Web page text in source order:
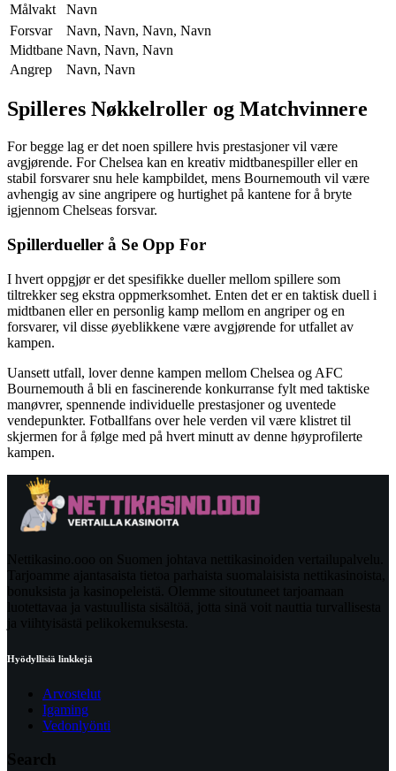
Målvakt
Navn
Forsvar
Navn, Navn, Navn, Navn
Midtbane Navn, Navn, Navn
Angrep
Navn, Navn
Spilleres Nøkkelroller og Matchvinnere
For begge lag er det noen spillere hvis prestasjoner vil være
avgjørende. For Chelsea kan en kreativ midtbanespiller eller en
stabil forsvarer snu hele kampbildet, mens Bournemouth vil være
avhengig av sine angripere og hurtighet på kantene for å bryte
igjennom Chelseas forsvar.
Spillerdueller å Se Opp For
I hvert oppgjør er det spesifikke dueller mellom spillere som
tiltrekker seg ekstra oppmerksomhet. Enten det er en taktisk duell i
midtbanen eller en personlig kamp mellom en angriper og en
forsvarer, vil disse øyeblikkene være avgjørende for utfallet av
kampen.
Uansett utfall, lover denne kampen mellom Chelsea og AFC
Bournemouth å bli en fascinerende konkurranse fylt med taktiske
manøvrer, spennende individuelle prestasjoner og uventede
vendepunkter. Fotballfans over hele verden vil være klistret til
skjermen for å følge med på hvert minutt av denne høyprofilerte
kampen.
Nettikasino.ooo on Suomen johtava nettikasinoiden vertailupalvelu.
Tarjoamme ajantasaista tietoa parhaista suomalaisista nettikasinoista,
bonuksista ja kasinopeleistä. Olemme sitoutuneet tarjoamaan
luotettavaa ja vastuullista sisältöä, jotta sinä voit nauttia turvallisesta
ja viihtyisästä pelikokemuksesta.
Hyödyllisiä linkkejä
Arvostelut
Igaming
Vedonlyönti
Search